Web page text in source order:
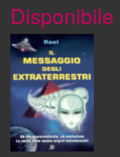
Disponibile